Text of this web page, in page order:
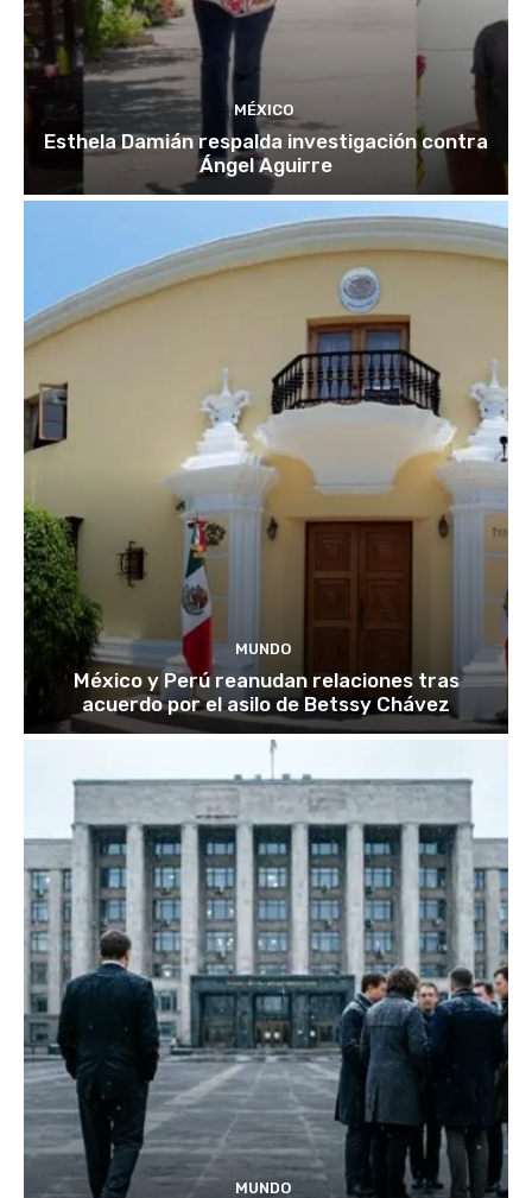
MÉXICO
Esthela Damián respalda investigación contra
Ángel Aguirre
MUNDO
México y Perú reanudan relaciones tras
acuerdo por el asilo de Betssy Chávez
MUNDO